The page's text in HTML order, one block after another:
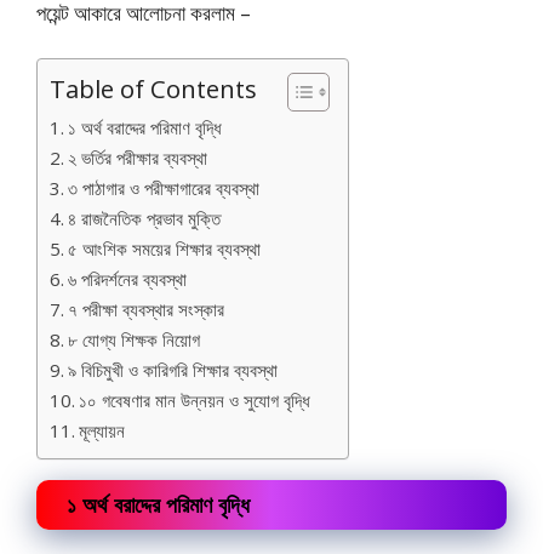
পয়েন্ট আকারে আলোচনা করলাম –
Table of Contents
১ অর্থ বরাদ্দের পরিমাণ বৃদ্ধি
২ ভর্তির পরীক্ষার ব্যবস্থা
৩ পাঠাগার ও পরীক্ষাগারের ব্যবস্থা
৪ রাজনৈতিক প্রভাব মুক্তি
৫ আংশিক সময়ের শিক্ষার ব্যবস্থা
৬ পরিদর্শনের ব্যবস্থা
৭ পরীক্ষা ব্যবস্থার সংস্কার
৮ যোগ্য শিক্ষক নিয়োগ
৯ বিচিমুখী ও কারিগরি শিক্ষার ব্যবস্থা
১০ গবেষণার মান উন্নয়ন ও সুযোগ বৃদ্ধি
মূল্যায়ন
১ অর্থ বরাদ্দের পরিমাণ বৃদ্ধি